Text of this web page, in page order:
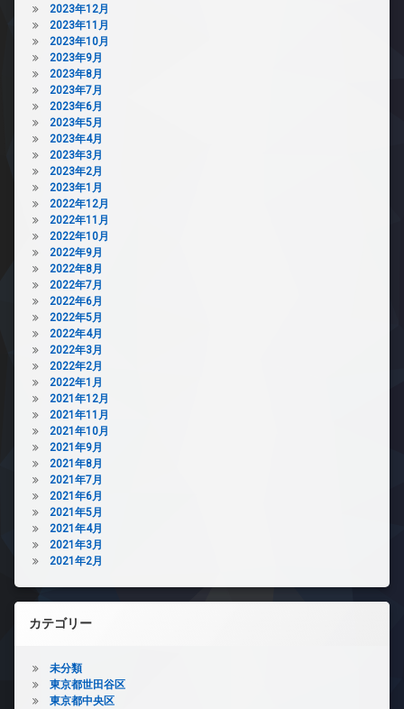
2023年12月
2023年11月
2023年10月
2023年9月
2023年8月
2023年7月
2023年6月
2023年5月
2023年4月
2023年3月
2023年2月
2023年1月
2022年12月
2022年11月
2022年10月
2022年9月
2022年8月
2022年7月
2022年6月
2022年5月
2022年4月
2022年3月
2022年2月
2022年1月
2021年12月
2021年11月
2021年10月
2021年9月
2021年8月
2021年7月
2021年6月
2021年5月
2021年4月
2021年3月
2021年2月
カテゴリー
未分類
東京都世田谷区
東京都中央区